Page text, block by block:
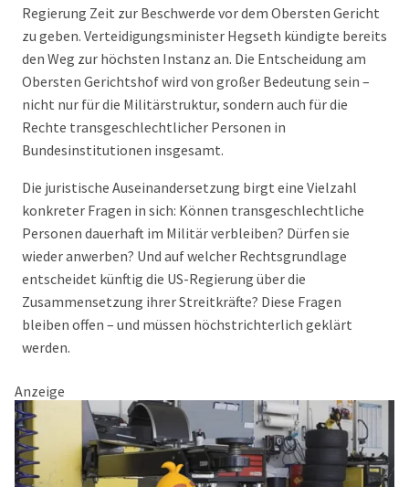
Regierung Zeit zur Beschwerde vor dem Obersten Gericht
zu geben. Verteidigungsminister Hegseth kündigte bereits
den Weg zur höchsten Instanz an. Die Entscheidung am
Obersten Gerichtshof wird von großer Bedeutung sein –
nicht nur für die Militärstruktur, sondern auch für die
Rechte transgeschlechtlicher Personen in
Bundesinstitutionen insgesamt.
Die juristische Auseinandersetzung birgt eine Vielzahl
konkreter Fragen in sich: Können transgeschlechtliche
Personen dauerhaft im Militär verbleiben? Dürfen sie
wieder anwerben? Und auf welcher Rechtsgrundlage
entscheidet künftig die US-Regierung über die
Zusammensetzung ihrer Streitkräfte? Diese Fragen
bleiben offen – und müssen höchstrichterlich geklärt
werden.
Anzeige